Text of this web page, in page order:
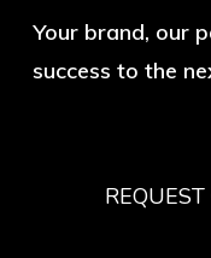
Your brand, our
success to the